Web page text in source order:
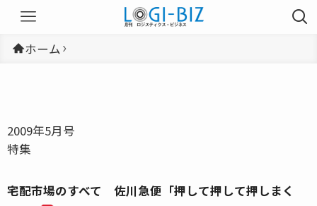
ホーム
2009年5月号
特集
宅配市場のすべて 佐川急便「押して押して押しまく